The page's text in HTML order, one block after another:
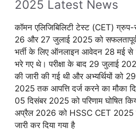
2025 Latest News
कॉमन एलिजिबिलिटी टेस्ट (CET) ग्रुप-
26 और 27 जुलाई 2025 को
भर्ती के लिए ऑनलाइन आवेदन 28 मई
भरे गए थे। परीक्षा के बाद 29 जुलाई
की जारी की गई थी और अभ्यर्थियों को
2025 तक आपत्ति दर्ज करने का मौका
05 दिसंबर 2025 को परिणाम घोषित
अप्रैल 2026 को HSSC CET 2025
जारी कर दिया गया है